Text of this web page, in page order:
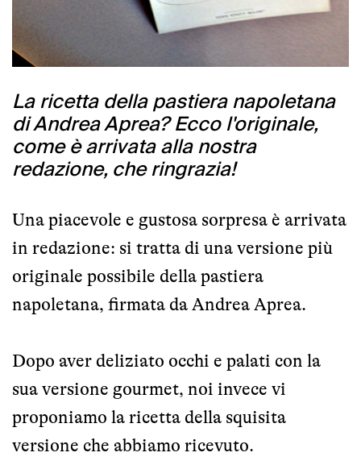
La ricetta della pastiera napoletana
di Andrea Aprea? Ecco l'originale,
come è arrivata alla nostra
redazione, che ringrazia!
Una piacevole e gustosa sorpresa è arrivata
in redazione: si tratta di una versione più
originale possibile della pastiera
napoletana, firmata da Andrea Aprea.
Dopo aver deliziato occhi e palati con la
sua versione gourmet, noi invece vi
proponiamo la ricetta della squisita
versione che abbiamo ricevuto.